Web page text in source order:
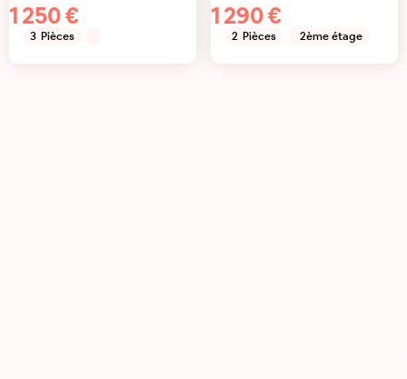
1 250 €
3 Pièces
1 290 €
2 Pièces 2ème étage